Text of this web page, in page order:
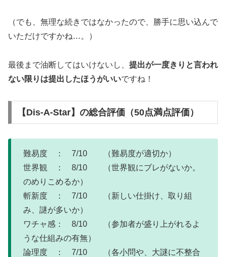
（でも、無理な続きではなかったので、勝手に思い込んで
いただけですかね…。）
最後まで油断してはいけないし、 提出が一度きりと言われ
ない限りは提出したほうがいいですね！
【Dis-A-Star】の総合評価（50点満点評価）
難易度 ： 7/10 （難易度が適切か）
世界観 ： 8/10 （世界観にブレがないか。
のめりこめるか）
斬新度 ： 7/10 （新しい仕掛け、取り組
み、謎が多いか）
ワチャ感： 8/10 （参加者が盛り上がれるよ
うな仕組みの有無）
論理度 ： 7/10 （各小問や、大謎に不整合